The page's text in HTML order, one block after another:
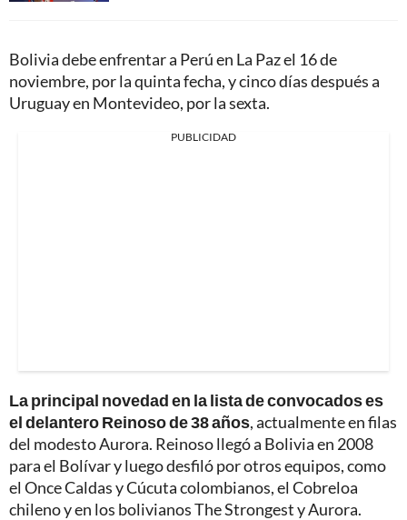
Bolivia debe enfrentar a Perú en La Paz el 16 de
noviembre, por la quinta fecha, y cinco días después a
Uruguay en Montevideo, por la sexta.
PUBLICIDAD
La principal novedad en la lista de convocados es
el delantero Reinoso de 38 años, actualmente en filas
del modesto Aurora. Reinoso llegó a Bolivia en 2008
para el Bolívar y luego desfiló por otros equipos, como
el Once Caldas y Cúcuta colombianos, el Cobreloa
chileno y en los bolivianos The Strongest y Aurora.